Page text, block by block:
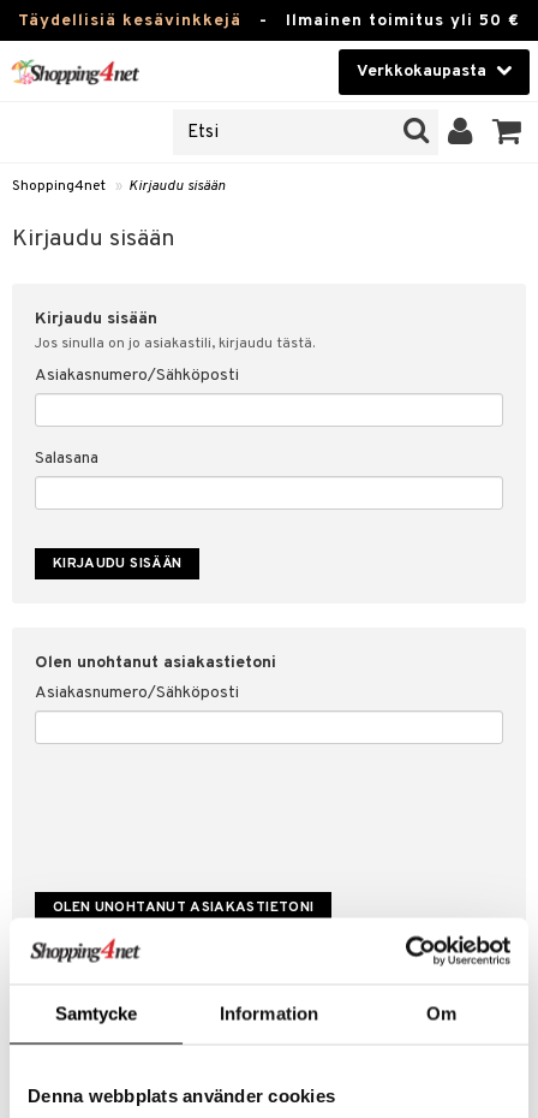
Samtycke Information Om
Denna webbplats använder cookies
Täydellisiä kesävinkkejä - Ilmainen toimitus yli 50 €
Verkkokaupasta
Piilolinssit
Luontaistuotteet
Fitness
Koti & Sisustus
Lelut, Lapsi & Vauva
Tuotemerkkejä
Shopping4net » Kirjaudu sisään
Kirjaudu sisään
Kirjaudu sisään
Jos sinulla on jo asiakastili, kirjaudu tästä.
Asiakasnumero/Sähköposti
Salasana
Olen unohtanut asiakastietoni
Asiakasnumero/Sähköposti
Luo uusi asiakas
Hyviä tarjouksia
Kestotilaus
sisään
& vastauksia
myyntiehdot
suojaus